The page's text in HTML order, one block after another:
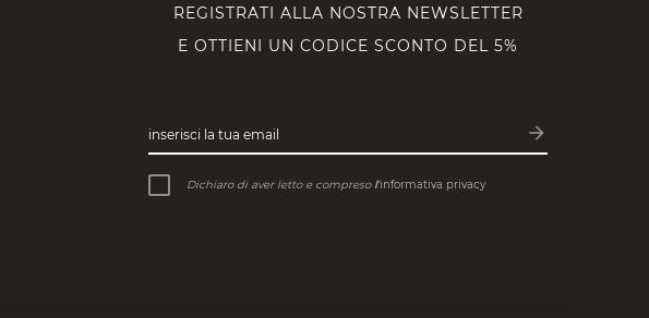
REGISTRATI ALLA NOSTRA NEWSLETTER
E OTTIENI UN CODICE SCONTO DEL 5%
inserisci la tua email arrow_forward
Iscriviti
Dichiaro di aver letto e compreso l’informativa privacy